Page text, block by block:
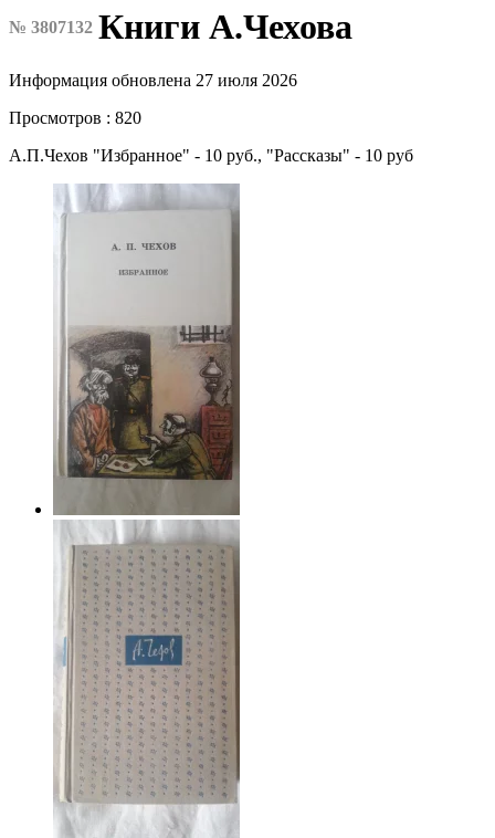
№ 3807132 Книги А.Чехова
Информация обновлена 27 июля 2026
Просмотров : 820
А.П.Чехов "Избранное" - 10 руб., "Рассказы" - 10 руб